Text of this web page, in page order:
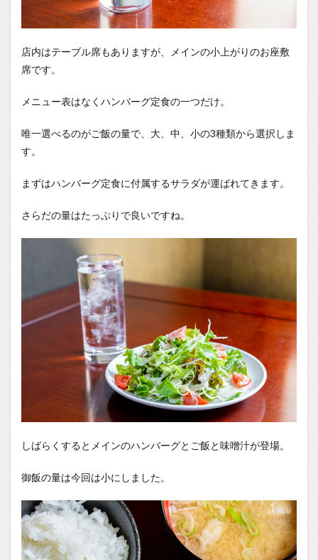
店内はテーブル席もありますが、メインの小上がりのお座敷
席です。
メニュー表はなくハンバーグ定食の一つだけ。
唯一選べるのがご飯の量で、大、中、小の3種類から選択しま
す。
まずはハンバーグ定食に付属するサラダが運ばれてきます。
さらだの量はたっぷりで良いですね。
しばらくするとメインのハンバーグとご飯と味噌汁が登場。
御飯の量は今回は小にしました。